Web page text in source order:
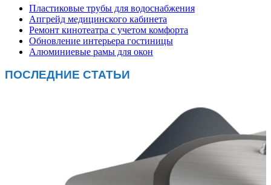
Пластиковые трубы для водоснабжения
Апгрейд медицинского кабинета
Ремонт кинотеатра с учетом комфорта
Обновление интерьера гостиницы
Алюминиевые рамы для окон
ПОСЛЕДНИЕ СТАТЬИ